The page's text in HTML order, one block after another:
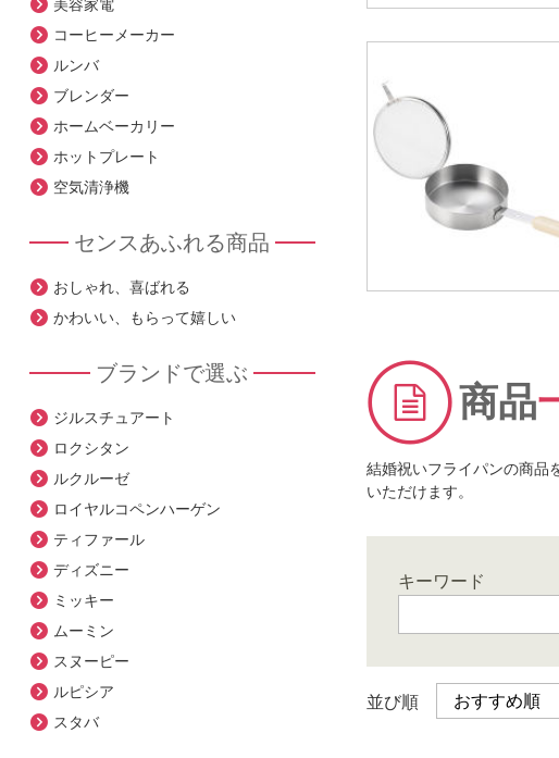
商品
結婚祝いフライパンの商品
いただけます。
キーワード
並び順
美容家電
コーヒーメーカー
ルンバ
ブレンダー
ホームベーカリー
ホットプレート
空気清浄機
センスあふれる商品
おしゃれ、喜ばれる
かわいい、もらって嬉しい
ブランドで選ぶ
ジルスチュアート
ロクシタン
ルクルーゼ
ロイヤルコペンハーゲン
ティファール
ディズニー
ミッキー
ムーミン
スヌーピー
ルピシア
スタバ